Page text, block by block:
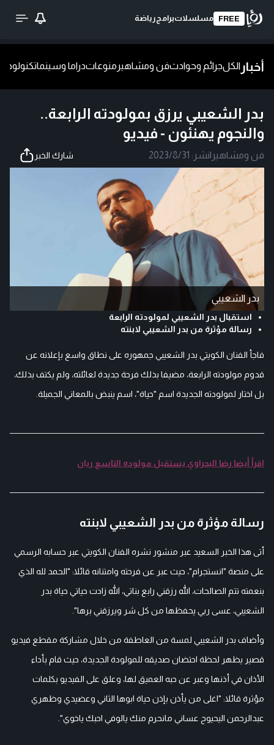
FREE مسلسلاتبرامج رياضة
أخبار الكلجرائم وحوادثفن ومشاهير منوعاتدراما وسينماتكنولوجيا
بدر الشعيبي يرزق بمولودته الرابعة..
والنجوم يهنئون - فيديو
فن ومشاهير |نشر: 2023/8/31 شارك الخبر
بدر الشعيبي
استقبال بدر الشعيبي لمولودته الرابعة
رسالة مؤثرة من بدر الشعيبي لابنته
فاجأ الفنان الكويتي بدر الشعيبي جمهوره على نطاق واسع بإعلانه عن
قدوم مولودته الرابعة، مضيفا بذلك فرحة جديدة لعائلته، ولم يكتف بذلك،
بل اختار لمولودته الجديدة اسم "حياة"، اسم ينبض بالمعاني الجميلة.
اقرأ أيضا رضا البحراوي يستقبل مولوده التاسع ريان
رسالة مؤثرة من بدر الشعيبي لابنته
أتى هذا الخبر السعيد عبر منشور نشره الفنان الكويتي عبر حسابه الرسمي
على منصة "انستجرام"، حيث عبر عن فرحته وامتنانه قائلا: "الحمد لله الذي
بنعمته تتم الصالحات، الله رزقني رابع بناتي، الله زادت حياتي حياة بدر
الشعيبي، عسى ربي يحفظها من كل شر ويرزقني برها".
وأضاف بدر الشعيبي لمسة من العاطفة من خلال مشاركة مقطع فيديو
قصير يظهر لحظة احتضان صديقه للمولودة الجديدة، حيث قام بأداء
الأذان في أذنها وعبر عن حبه العميق لها، وعلق على الفيديو بكلمات
مؤثرة قائلا: "اغلى من يأذن بإذن حياة ابوها الثاني وعضيدي وظهري
عبدالرحمن اليحيوح عساني مانحرم منك يالوفي احبك ياخوي".